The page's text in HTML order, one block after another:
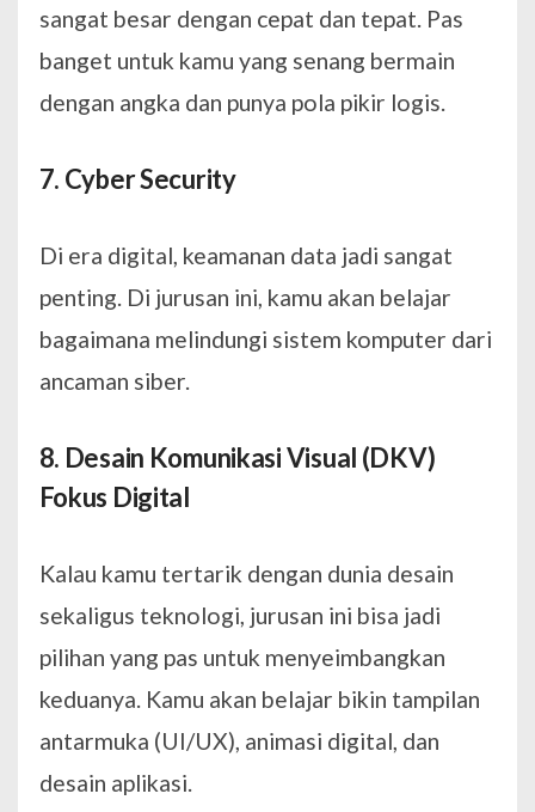
sangat besar dengan cepat dan tepat. Pas
banget untuk kamu yang senang bermain
dengan angka dan punya pola pikir logis.
7. Cyber Security
Di era digital, keamanan data jadi sangat
penting. Di jurusan ini, kamu akan belajar
bagaimana melindungi sistem komputer dari
ancaman siber.
8. Desain Komunikasi Visual (DKV)
Fokus Digital
Kalau kamu tertarik dengan dunia desain
sekaligus teknologi, jurusan ini bisa jadi
pilihan yang pas untuk menyeimbangkan
keduanya. Kamu akan belajar bikin tampilan
antarmuka (UI/UX), animasi digital, dan
desain aplikasi.